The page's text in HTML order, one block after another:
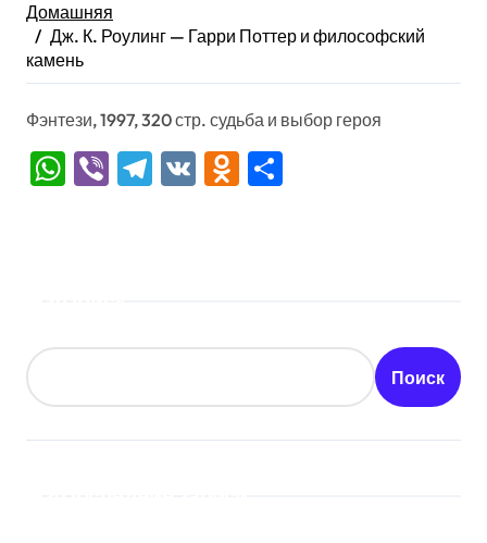
Домашняя
Дж. К. Роулинг — Гарри Поттер и философский
камень
Фэнтези, 1997, 320 стр. судьба и выбор героя
WhatsApp
ViberTelegram
VK Odnoklassniki
Поиск